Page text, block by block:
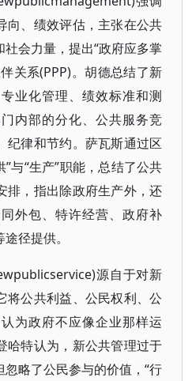
向、绩效评估，主张在公共
会力量，提出“政府应多掌
关系(PPP)。胡德总结了新
业化管理、绩效标准和测
内部的分化、公共服务竞
纪律和节约。萨瓦斯通过区
”与“生产”职能，总结了公共
排，指出除政府生产外，还
外包、特许经营、政府补
径提供。
源自于对新
将公共利益、公民权利、公
为政府不应像企业那样运
哈特认为，新公共管理过于
略了公民参与的价值，“行